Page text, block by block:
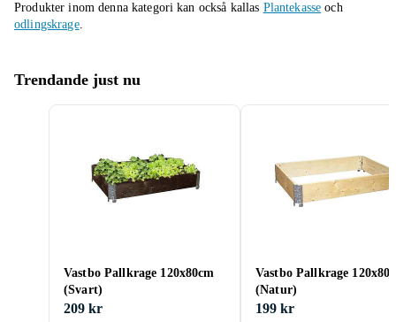
Produkter inom denna kategori kan också kallas Plantekasse och
odlingskrage.
Trendande just nu
Vastbo Pallkrage 120x80cm
(Svart)
209 kr
Vastbo Pallkrage
(Natur)
199 kr